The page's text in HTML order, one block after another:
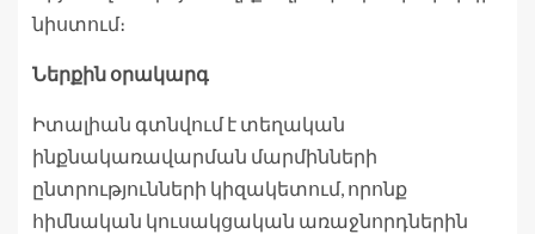
նիստում։
Ներքին օրակարգ
Իտալիան գտնվում է տեղական
ինքնակառավարման մարմինների
ընտրությունների կիզակետում, որոնք
հիմնական կուսակցական առաջնորդներին